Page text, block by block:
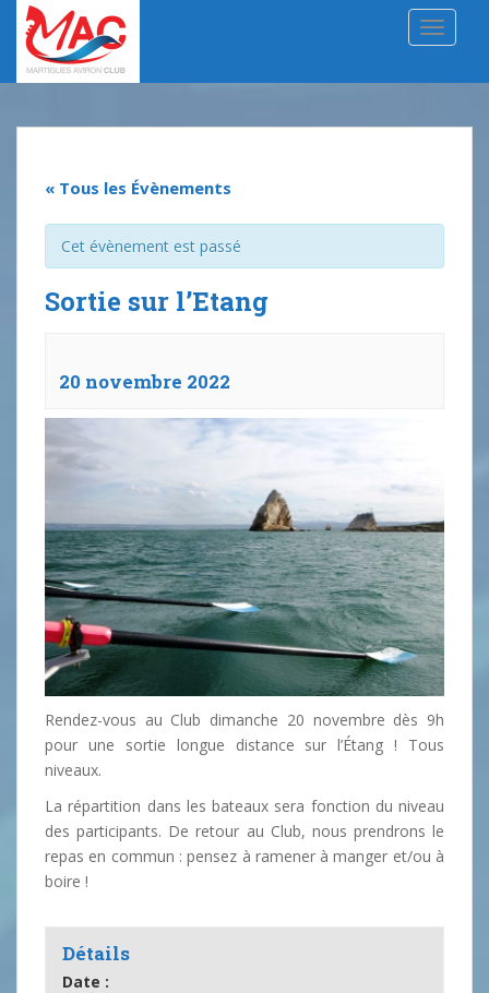
p
« Tous les Évènements
Cet évènement est passé
Sortie sur l’Etang
20 novembre 2022
Rendez-vous au Club dimanche 20 novembre dès 9h
pour une sortie longue distance sur l’Étang ! Tous
niveaux.
La répartition dans les bateaux sera fonction du niveau
des participants. De retour au Club, nous prendrons le
repas en commun : pensez à ramener à manger et/ou à
boire !
Détails
Date :